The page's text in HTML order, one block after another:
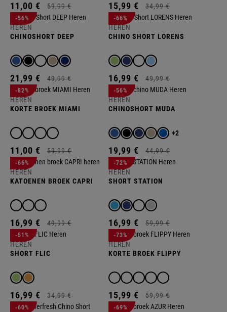
11,00 € 59,99 € 15,99 € 34,99 €
HEREN
CHINOSHORT DEEP
21,99 € 49,99 €
-56%
HEREN
CHINO SHORT LORENS
16,99 € 49,99 €
-66%
HEREN
KORTE BROEK MIAMI
11,00 € 59,99 €
-82%
HEREN
CHINOSHORT MUDA
+2
19,99 € 44,99 €
-56%
HEREN
KATOENEN BROEK CAPRI
16,99 € 49,99 €
-66%
HEREN
SHORT STATION
16,99 € 59,99 €
-72%
HEREN
SHORT FLIC
16,99 € 34,99 €
-51%
HEREN
KORTE BROEK FLIPPY
15,99 € 59,99 €
-73%
-60% -69%